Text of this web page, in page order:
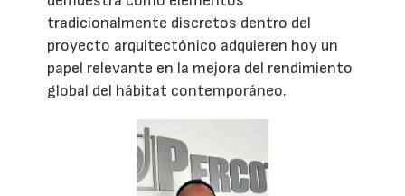
tradicionalmente discretos dentro del
proyecto arquitectónico adquieren hoy un
papel relevante en la mejora del rendimiento
global del hábitat contemporáneo.